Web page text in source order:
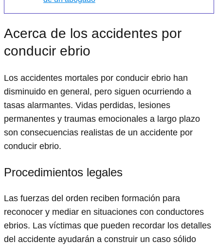
Acerca de los accidentes por
conducir ebrio
Los accidentes mortales por conducir ebrio han
disminuido en general, pero siguen ocurriendo a
tasas alarmantes. Vidas perdidas, lesiones
permanentes y traumas emocionales a largo plazo
son consecuencias realistas de un accidente por
conducir ebrio.
Procedimientos legales
Las fuerzas del orden reciben formación para
reconocer y mediar en situaciones con conductores
ebrios. Las víctimas que pueden recordar los detalles
del accidente ayudarán a construir un caso sólido